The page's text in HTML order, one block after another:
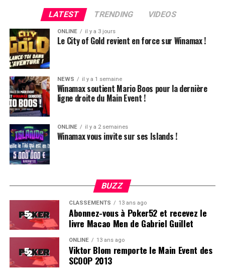
LATEST TRENDING VIDEOS
ONLINE il y a 3 jours
Le City of Gold revient en force sur Winamax !
NEWS il y a 1 semaine
Winamax soutient Mario Boos pour la dernière
ligne droite du Main Event !
ONLINE il y a 2 semaines
Winamax vous invite sur ses Islands !
BUZZ
CLASSEMENTS 13 ans ago
Abonnez-vous à Poker52 et recevez le
livre Macao Men de Gabriel Guillet
ONLINE 13 ans ago
Viktor Blom remporte le Main Event des
SCOOP 2013